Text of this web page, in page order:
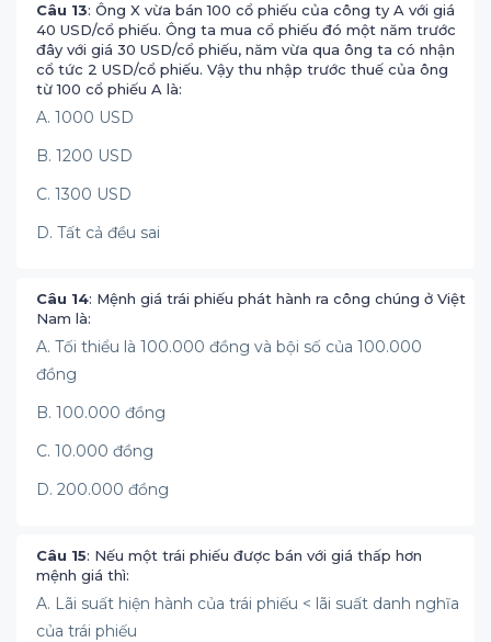
Câu 13: Ông X vừa bán 100 cổ phiếu của công ty A với giá
40 USD/cổ phiếu. Ông ta mua cổ phiếu đó một năm trước
đây với giá 30 USD/cổ phiếu, năm vừa qua ông ta có nhận
cổ tức 2 USD/cổ phiếu. Vậy thu nhập trước thuế của ông
từ 100 cổ phiếu A là:
A. 1000 USD
B. 1200 USD
C. 1300 USD
D. Tất cả đều sai
Câu 14: Mệnh giá trái phiếu phát hành ra công chúng ở Việt
Nam là:
A. Tối thiểu là 100.000 đồng và bội số của 100.000
đồng
B. 100.000 đồng
C. 10.000 đồng
D. 200.000 đồng
Câu 15: Nếu một trái phiếu được bán với giá thấp hơn
mệnh giá thì:
A. Lãi suất hiện hành của trái phiếu < lãi suất danh nghĩa
của trái phiếu